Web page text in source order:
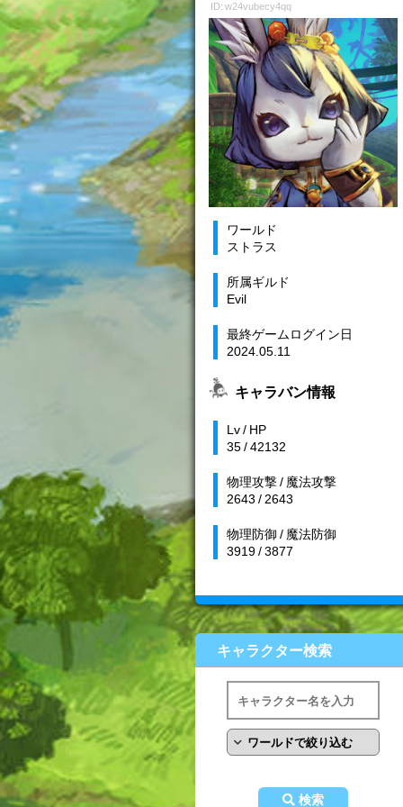
ID: w24vubecy4qq
ワールド
ストラス
所属ギルド
Evil
最終ゲームログイン日
2024.05.11
キャラバン情報
Lv / HP
35 / 42132
物理攻撃 / 魔法攻撃
2643 / 2643
物理防御 / 魔法防御
3919 / 3877
キャラクター検索
検索